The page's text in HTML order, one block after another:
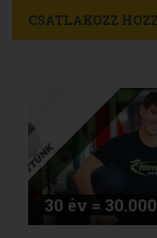
CSATLAKOZZ
30 év =